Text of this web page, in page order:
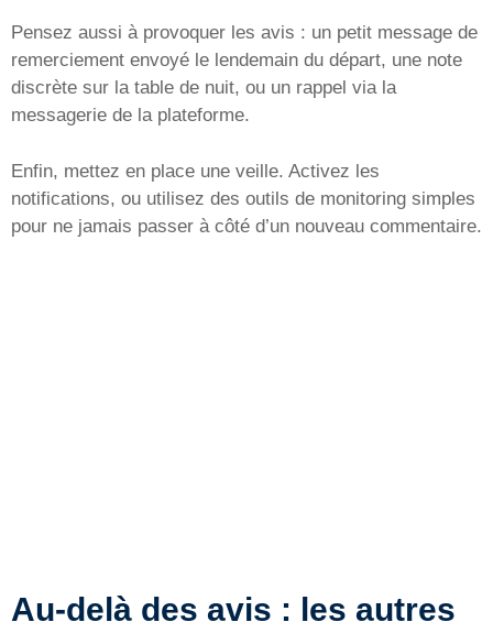
Pensez aussi à provoquer les avis : un petit message de
remerciement envoyé le lendemain du départ, une note
discrète sur la table de nuit, ou un rappel via la
messagerie de la plateforme.
Enfin, mettez en place une veille. Activez les
notifications, ou utilisez des outils de monitoring simples
pour ne jamais passer à côté d’un nouveau commentaire.
Au-delà des avis : les autres